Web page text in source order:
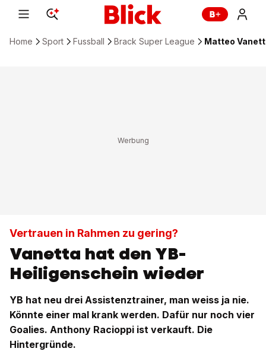
Home Sport Fussball Brack Super League Matteo
Vertrauen in Rahmen zu gering?
Vanetta hat den YB-
Heiligenschein wieder
YB hat neu drei Assistenztrainer, man weiss ja nie.
Könnte einer mal krank werden. Dafür nur noch vier
Goalies. Anthony Racioppi ist verkauft. Die
Hintergründe.